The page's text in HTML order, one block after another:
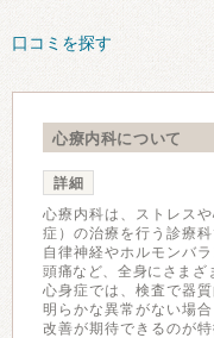
口コミを探す
心療内科について
詳細
心療内科は、ストレス
症）の治療を行う診療
自律神経やホルモンバ
頭痛など、全身にさまざ
心身症では、検査で器
明らかな異常がない場
改善が期待できるのが